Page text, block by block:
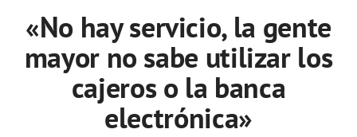
«No hay servicio, la gente
mayor no sabe utilizar los
cajeros o la banca
electrónica»